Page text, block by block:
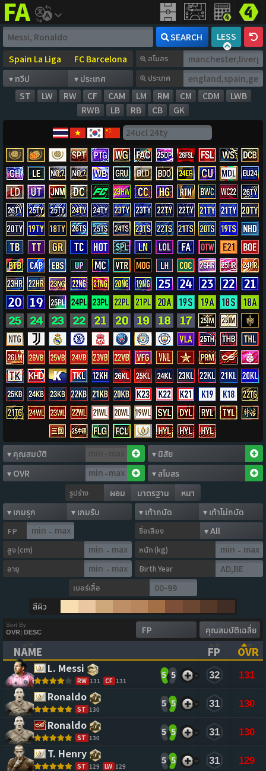
FIFAaddict SEARCH LESS
สโมสร
ประเทศ
ST LW RW CF CAM LM RM CM CDM
LWB
RWB
LB RB CB GK
-
รูปร่าง ผอม มาตรฐาน หนา
FP -
ชื่อเสียง
สูง (cm)
- หนัก (kg) -
อายุ -
Birth Year
เบอร์เสื้อ
สีผิว
Sort By
OVR| DESC
NAME
(CLICK TO CLEAR SORTING)
FP
OVR
L. Messi
RW 131 CF 131
5 5 32 131
Ronaldo
ST 130
5 5 31 130
Ronaldo
ST 130
5 5 31 130
T. Henry
ST 129 LW 129
5 5 31 129